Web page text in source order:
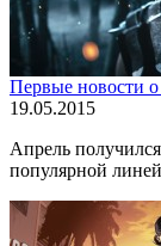
Первые новости
19.05.2015
Апрель
популярной